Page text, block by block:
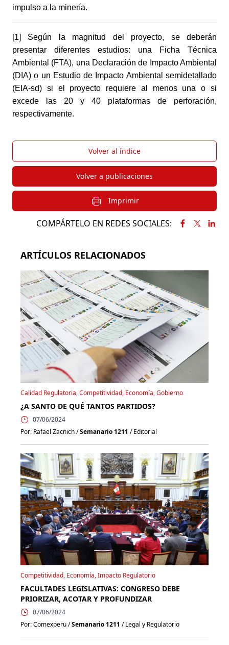
impulso a la minería.
[1] Según la magnitud del proyecto, se deberán
presentar diferentes estudios: una Ficha Técnica
Ambiental (FTA), una Declaración de Impacto Ambiental
(DIA) o un Estudio de Impacto Ambiental semidetallado
(EIA-sd) si el proyecto requiere al menos una o si
excede las 20 y 40 plataformas de perforación,
respectivamente.
Volver al índice
Volver a publicaciones
Imprimir
COMPÁRTELO EN REDES SOCIALES:
ARTÍCULOS RELACIONADOS
Calidad Regulatoria, Competitividad, Economía, Gobierno
¿A SANTO DE QUÉ TANTOS PARTIDOS?
07/06/2024
Por: Rafael Zacnich /Semanario 1211 / Editorial
Competitividad, Economía, Impacto Regulatorio
FACULTADES LEGISLATIVAS: CONGRESO DEBE
PRIORIZAR, ACOTAR Y PROFUNDIZAR
07/06/2024
Por: Comexperu /Semanario 1211 / Legal y Regulatorio